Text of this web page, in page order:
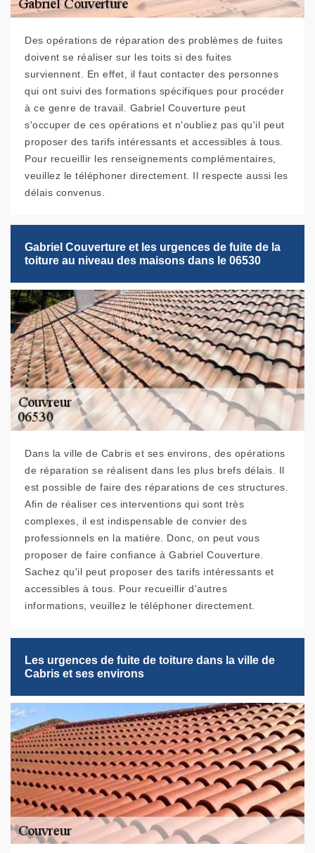
Des opérations de réparation des problèmes de fuites
doivent se réaliser sur les toits si des fuites
surviennent. En effet, il faut contacter des personnes
qui ont suivi des formations spécifiques pour procéder
à ce genre de travail. Gabriel Couverture peut
s'occuper de ces opérations et n'oubliez pas qu'il peut
proposer des tarifs intéressants et accessibles à tous.
Pour recueillir les renseignements complémentaires,
veuillez le téléphoner directement. Il respecte aussi les
délais convenus.
Gabriel Couverture et les urgences de fuite de la
toiture au niveau des maisons dans le 06530
Dans la ville de Cabris et ses environs, des opérations
de réparation se réalisent dans les plus brefs délais. Il
est possible de faire des réparations de ces structures.
Afin de réaliser ces interventions qui sont très
complexes, il est indispensable de convier des
professionnels en la matière. Donc, on peut vous
proposer de faire confiance à Gabriel Couverture.
Sachez qu'il peut proposer des tarifs intéressants et
accessibles à tous. Pour recueillir d'autres
informations, veuillez le téléphoner directement.
Les urgences de fuite de toiture dans la ville de
Cabris et ses environs